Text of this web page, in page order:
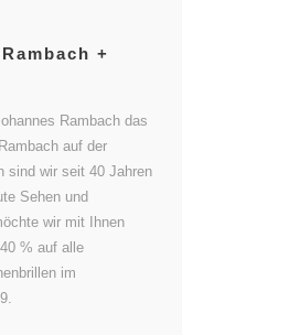
+
Rambach das
auf der
sind wir seit 40 Jahren
Sehen und
wir mit Ihnen
% auf alle
im